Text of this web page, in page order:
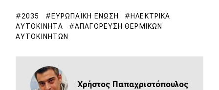
2035 ΕΥΡΩΠΑΪΚΉ ΈΝΩΣΗ
ΗΛΕΚΤΡΙΚΆ
ΑΥΤΟΚΊΝΗΤΑ
ΑΠΑΓΌΡΕΥΣΗ ΘΕΡΜΙΚΏΝ
ΑΥΤΟΚΙΝΉΤΩΝ
Χρήστος Παπαχριστόπουλος